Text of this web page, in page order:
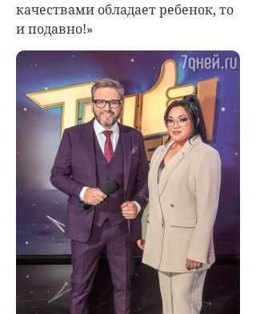
качествами обладает ребенок, то
и подавно!»